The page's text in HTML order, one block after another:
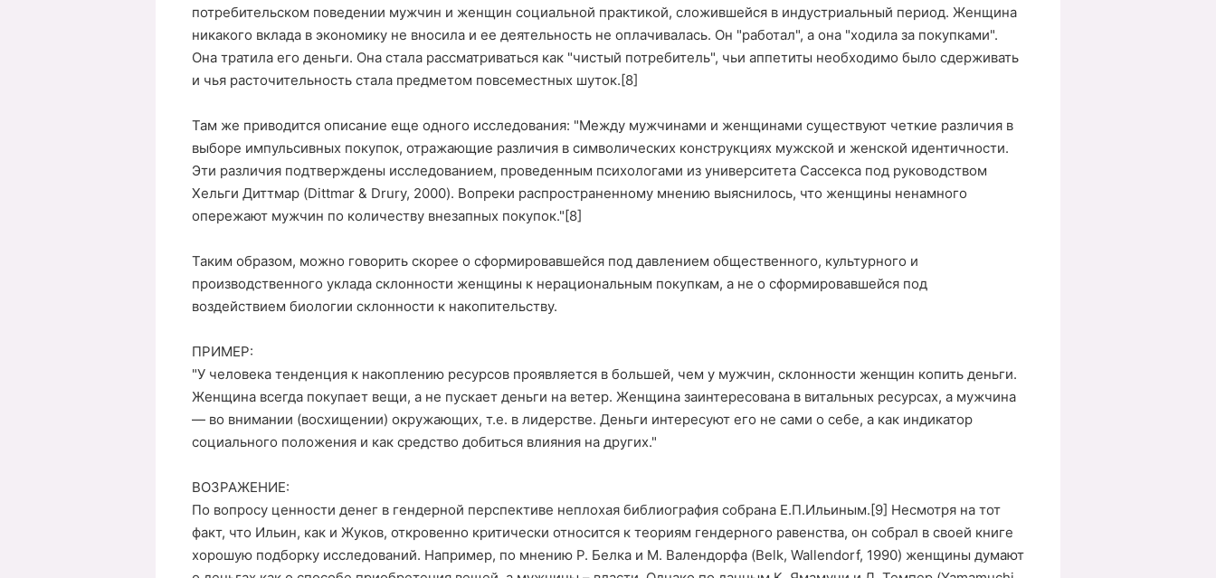
потребительском поведении мужчин и женщин социальной практикой, сложившейся в индустриальный период. Женщина
никакого вклада в экономику не вносила и ее деятельность не оплачивалась. Он "работал", а она "ходила за покупками".
Она тратила его деньги. Она стала рассматриваться как "чистый потребитель", чьи аппетиты необходимо было сдерживать
и чья расточительность стала предметом повсеместных шуток.[8]
Там же приводится описание еще одного исследования: "Между мужчинами и женщинами существуют четкие различия в
выборе импульсивных покупок, отражающие различия в символических конструкциях мужской и женской идентичности.
Эти различия подтверждены исследованием, проведенным психологами из университета Сассекса под руководством
Хельги Диттмар (Dittmar & Drury, 2000). Вопреки распространенному мнению выяснилось, что женщины ненамного
опережают мужчин по количеству внезапных покупок."[8]
Таким образом, можно говорить скорее о сформировавшейся под давлением общественного, культурного и
производственного уклада склонности женщины к нерациональным покупкам, а не о сформировавшейся под
воздействием биологии склонности к накопительству.
ПРИМЕР:
"У человека тенденция к накоплению ресурсов проявляется в большей, чем у мужчин, склонности женщин копить деньги.
Женщина всегда покупает вещи, а не пускает деньги на ветер. Женщина заинтересована в витальных ресурсах, а мужчина
— во внимании (восхищении) окружающих, т.е. в лидерстве. Деньги интересуют его не сами о себе, а как индикатор
социального положения и как средство добиться влияния на других."
ВОЗРАЖЕНИЕ:
По вопросу ценности денег в гендерной перспективе неплохая библиография собрана Е.П.Ильиным.[9] Несмотря на тот
факт, что Ильин, как и Жуков, откровенно критически относится к теориям гендерного равенства, он собрал в своей книге
хорошую подборку исследований. Например, по мнению Р. Белка и М. Валендорфа (Belk, Wallendorf, 1990) женщины думают